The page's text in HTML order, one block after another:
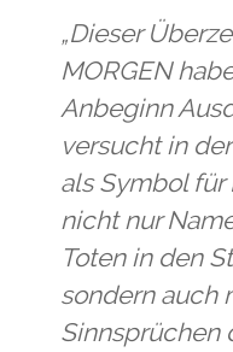
„Dieser
MORGEN
Anbeginn
versucht in
als Symbol für
nicht nur
Toten in den
sondern auch
Sinnsprüchen